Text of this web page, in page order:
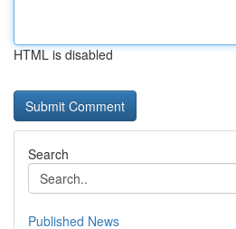
HTML is disabled
Search
Published News